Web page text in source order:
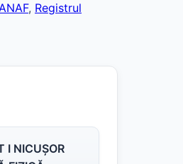
, Registrul
I NICUŞOR